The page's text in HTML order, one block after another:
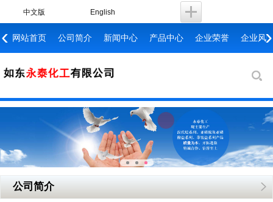
中文版 English
网站首页 公司简介 新闻中心 产品中心 企业荣誉 企业风
‹ ›
公司简介